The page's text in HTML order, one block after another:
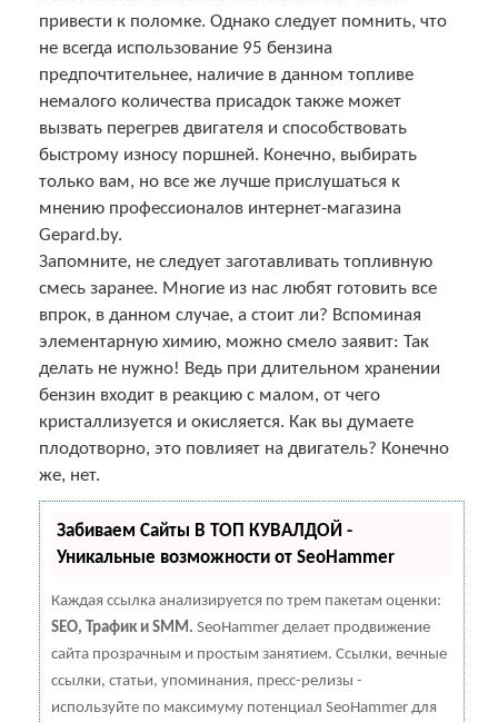
привести к поломке. Однако следует помнить, что
не всегда использование 95 бензина
предпочтительнее, наличие в данном топливе
немалого количества присадок также может
вызвать перегрев двигателя и способствовать
быстрому износу поршней. Конечно, выбирать
только вам, но все же лучше прислушаться к
мнению профессионалов интернет-магазина
Gepard.by.
Запомните, не следует заготавливать топливную
смесь заранее. Многие из нас любят готовить все
впрок, в данном случае, а стоит ли? Вспоминая
элементарную химию, можно смело заявит: Так
делать не нужно! Ведь при длительном хранении
бензин входит в реакцию с малом, от чего
кристаллизуется и окисляется. Как вы думаете
плодотворно, это повлияет на двигатель? Конечно
же, нет.
Забиваем Сайты В ТОП КУВАЛДОЙ -
Уникальные возможности от SeoHammer
Каждая ссылка анализируется по трем пакетам оценки:
SEO, Трафик и SMM. SeoHammer делает продвижение
сайта прозрачным и простым занятием. Ссылки, вечные
ссылки, статьи, упоминания, пресс-релизы -
используйте по максимуму потенциал SeoHammer для